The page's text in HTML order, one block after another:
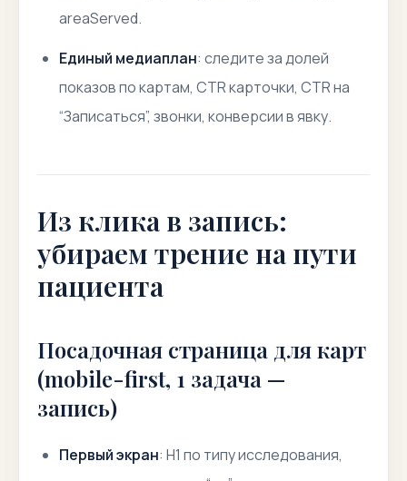
areaServed.
Единый медиаплан: следите за долей
показов по картам, CTR карточки, CTR на
“Записаться”, звонки, конверсии в явку.
Из клика в запись:
убираем трение на пути
пациента
Посадочная страница для карт
(mobile-first, 1 задача —
запись)
Первый экран: H1 по типу исследования,